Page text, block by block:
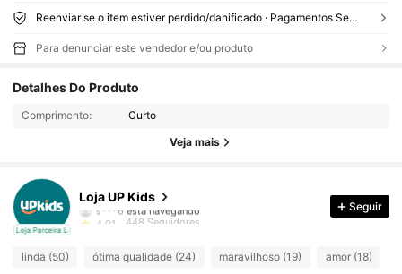
Reenviar se o item estiver perdido/danificado · Pagamentos Seguros · Proteção de privacidade
Para denunciar este vendedor e/ou produto
Detalhes Do Produto
Comprimento: Curto
Veja mais
Loja Parceira Local
Loja UP Kids
4,91 448 Seguidores
s***6 está navegando
4,91
448 Seguidores
4,91 448 Seguidores
Seguir
linda (50) ótima qualidade (24) maravilhoso (19) amor (18)